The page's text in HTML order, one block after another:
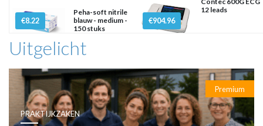
€8.22
Peha-soft nitrile
blauw - medium -
150 stuks
€904.96
12 leads
Uitgelicht
Premium
PRAKTIJKZAKEN